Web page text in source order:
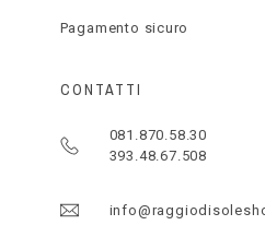
Pagamento sicuro
CONTATTI
081.870.58.30
393.48.67.508